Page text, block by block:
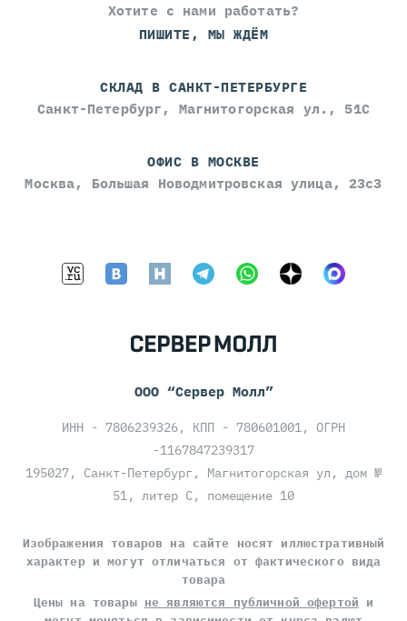
Хотите с нами работать?
ПИШИТЕ, МЫ ЖДЁМ
СКЛАД В САНКТ-ПЕТЕРБУРГЕ
Санкт-Петербург, Магнитогорская ул., 51С
ОФИС В МОСКВЕ
Москва, Большая Новодмитровская улица, 23с3
ООО “Сервер Молл”
ИНН - 7806239326, КПП - 780601001, ОГРН
-1167847239317
195027, Санкт-Петербург, Магнитогорская ул, дом №
51, литер С, помещение 10
Изображения товаров на сайте носят иллюстративный
характер и могут отличаться от фактического вида
товара
Цены на товары не являются публичной офертой и